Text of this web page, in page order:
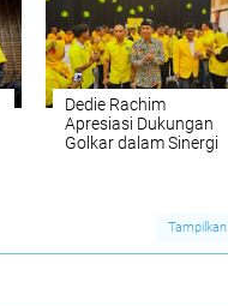
Dedie Rachim
Apresiasi Dukungan
Golkar dalam Sinergi
Tampilkan